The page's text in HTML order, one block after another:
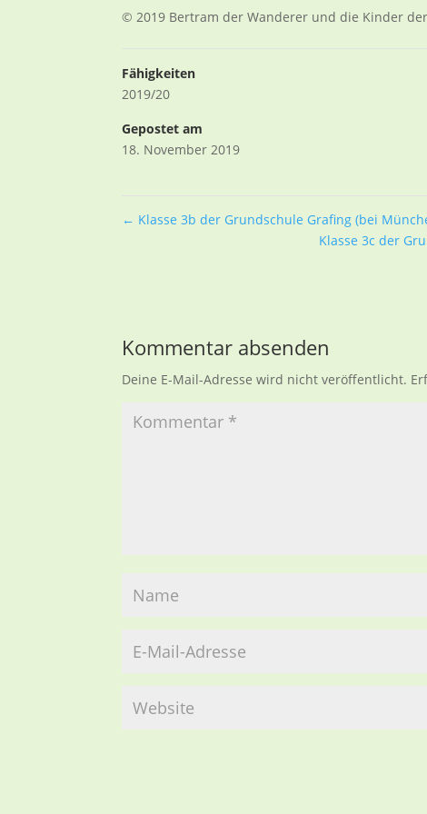
© 2019 Bertram der Wanderer und die Kinder
Fähigkeiten
2019/20
Gepostet am
18. November 2019
← Klasse 3b der Grundschule Grafing (bei
Klasse 3c der
Kommentar absenden
Deine E-Mail-Adresse wird nicht veröffentlicht.